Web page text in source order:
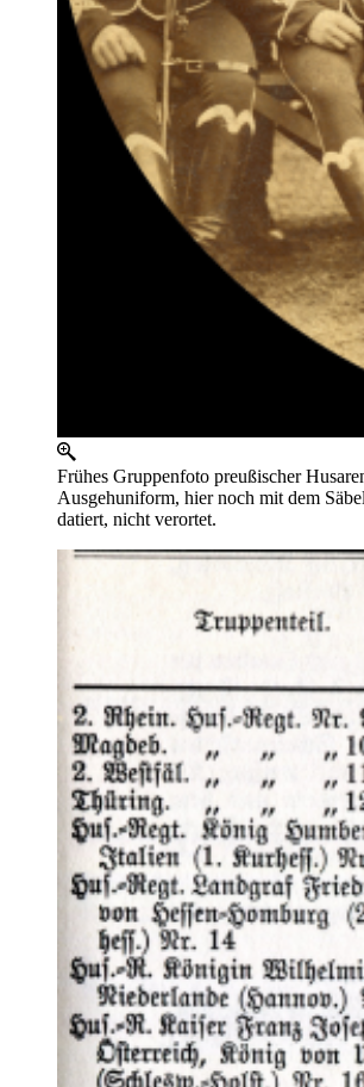
Frühes Gruppenfoto preußischer
Ausgehuniform, hier noch mit dem
datiert, nicht verortet.